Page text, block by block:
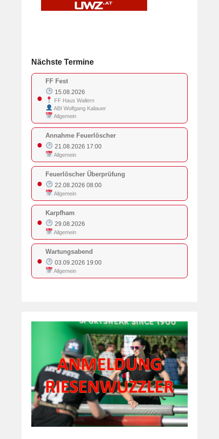
Nächste Termine
●
FF Fest
15.08.2026
FF Haus Wallern
ABI Wolfgang Kaliauer
Allgemein
●
Annahme Feuerlöscher
21.08.2026 17:00
Allgemein
●
Feuerlöscher Überprüfung
22.08.2026 08:00
Allgemein
●
Karpfham
29.08.2026
Allgemein
●
Wartungsabend
03.09.2026 19:00
Allgemein